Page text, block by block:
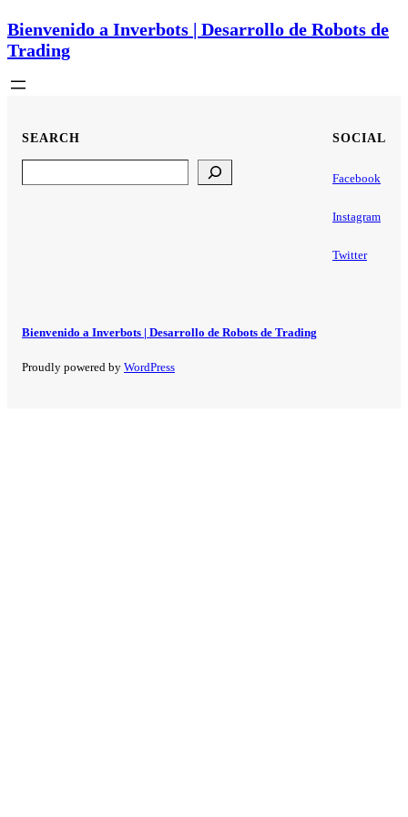
Bienvenido a Inverbots | Desarrollo de Robots de
Trading
SEARCH SOCIAL
Facebook
Instagram
Twitter
Bienvenido a Inverbots | Desarrollo de Robots de Trading
Proudly powered by WordPress